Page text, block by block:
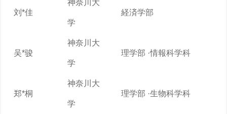
刘*佳
神奈川大
学
経済学部
吴*骏
神奈川大
学
理学部 ·情報科学科
郑*桐
神奈川大
学
理学部 ·生物科学科